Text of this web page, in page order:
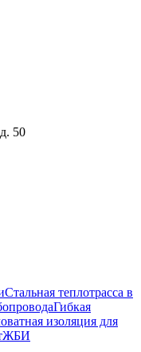
ш., д. 50
Стальная теплотрасса в
Гибкая
изоляция для
ЖБИ